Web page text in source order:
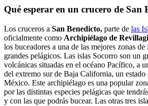
Qué esperar en un crucero de San
Los cruceros a San Benedicto, parte de las
oficialmente como Archipiélago de
los buceadores a una de las mejores zonas
grandes pelágicos. Las islas Socorro son un
volcánicas situadas en el océano Pacífico, a
del extremo sur de Baja California, un estado
México. Este archipiélago es una popular
por las distintas especies pelágicas que
y con las que podrás bucear. Las otras tres